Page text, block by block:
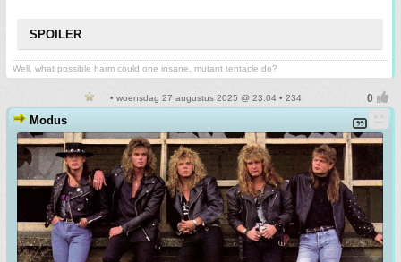
SPOILER
Well, what possible harm could one insane, mutant tentacle do?
• woensdag 27 augustus 2025 @ 23:04 • 234
Modus